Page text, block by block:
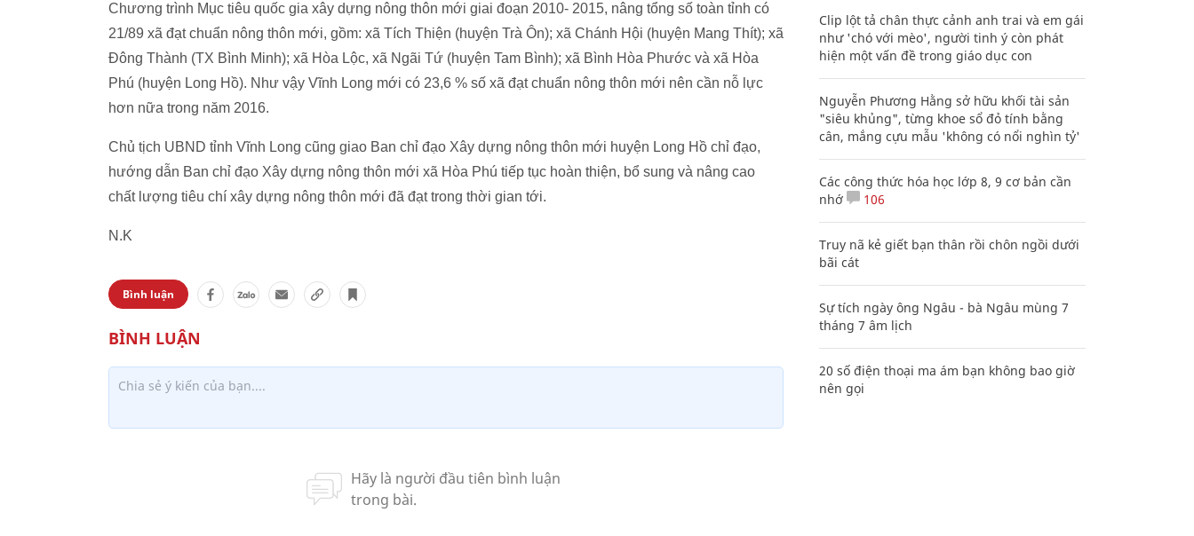
Chương trình Mục tiêu quốc gia xây dựng nông thôn mới giai đoạn 2010- 2015, nâng tổng số toàn tỉnh có
21/89 xã đạt chuẩn nông thôn mới, gồm: xã Tích Thiện (huyện Trà Ôn); xã Chánh Hội (huyện Mang Thít); xã
Đông Thành (TX Bình Minh); xã Hòa Lộc, xã Ngãi Tứ (huyện Tam Bình); xã Bình Hòa Phước và xã Hòa
Phú (huyện Long Hồ). Như vậy Vĩnh Long mới có 23,6 % số xã đạt chuẩn nông thôn mới nên cần nỗ lực
hơn nữa trong năm 2016.
Chủ tịch UBND tỉnh Vĩnh Long cũng giao Ban chỉ đạo Xây dựng nông thôn mới huyện Long Hồ chỉ đạo,
hướng dẫn Ban chỉ đạo Xây dựng nông thôn mới xã Hòa Phú tiếp tục hoàn thiện, bổ sung và nâng cao
chất lượng tiêu chí xây dựng nông thôn mới đã đạt trong thời gian tới.
N.K
Bình luận
Clip lột tả chân thực cảnh anh trai và em gái
như 'chó với mèo', người tinh ý còn phát
hiện một vấn đề trong giáo dục con
Nguyễn Phương Hằng sở hữu khối tài sản
"siêu khủng", từng khoe sổ đỏ tính bằng
cân, mắng cựu mẫu 'không có nổi nghìn tỷ'
Các công thức hóa học lớp 8, 9 cơ bản cần
nhớ
106
Truy nã kẻ giết bạn thân rồi chôn ngồi dưới
bãi cát
Sự tích ngày ông Ngâu - bà Ngâu mùng 7
tháng 7 âm lịch
20 số điện thoại ma ám bạn không bao giờ
nên gọi